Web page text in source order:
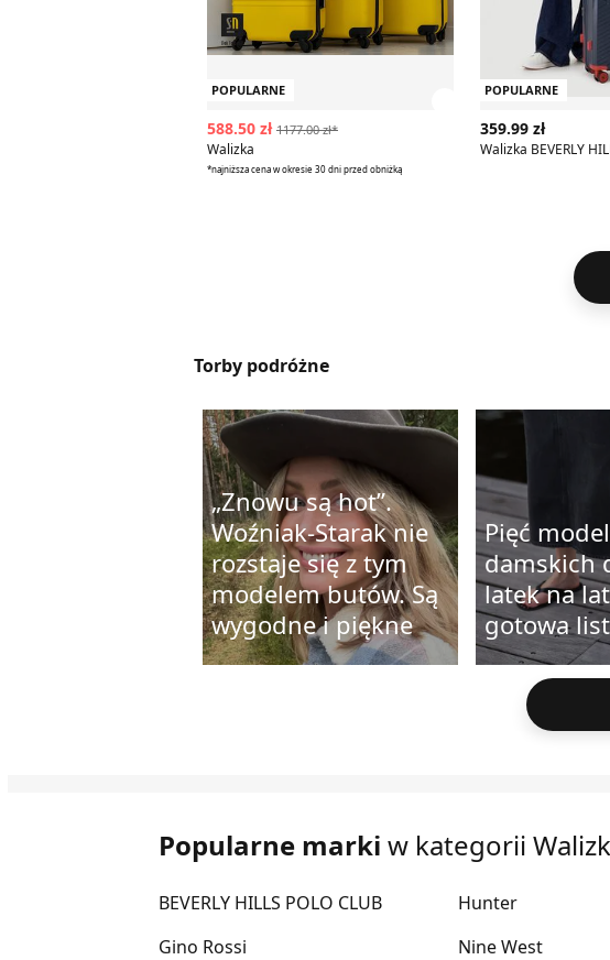
POPULARNE
588.50 zł 1177.00 zł*
Walizka
*najniższa cena w okresie 30 dni przed obniżką
POPULARNE
359.99 zł
Walizka BEVERLY
Torby podróżne
„Znowu są hot”.
Woźniak-Starak nie
rozstaje się z tym
modelem butów. Są
wygodne i piękne
Pięć
damskich
latek na
gotowa
Popularne marki w kategorii
BEVERLY HILLS POLO CLUB
Gino Rossi
Hunter
Nine West